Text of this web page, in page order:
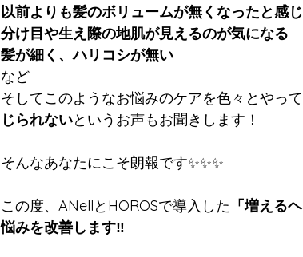
以前よりも髪のボリュームが無くなったと感
分け目や生え際の地肌が見えるのが気になる
髪が細く、ハリコシが無い
など
そしてこのようなお悩みのケアを色々とやっ
じられないというお声もお聞きします！
そんなあなたにこそ朗報です✨✨✨
この度、ANellとHOROSで導入した 「増える
悩みを改善します‼️